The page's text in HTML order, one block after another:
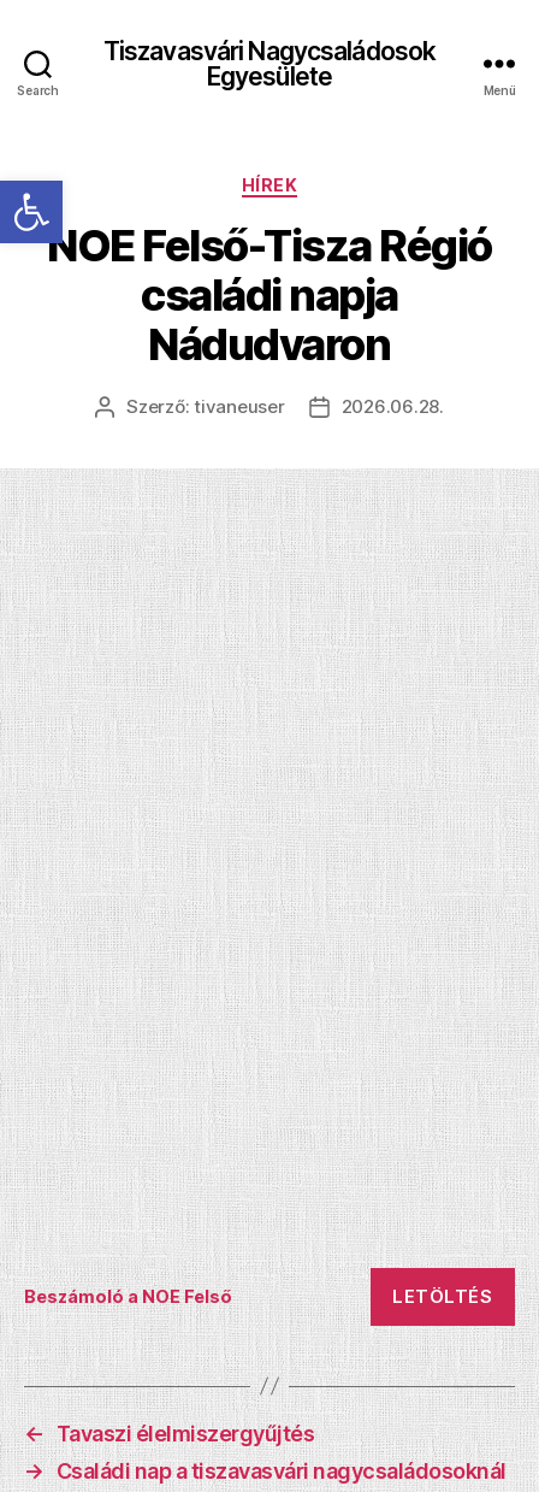
Eszköztár megnyitása
Search
Tiszavasvári Nagycsaládosok
Egyesülete
Menü
Kategóriák
HÍREK
NOE Felső-Tisza Régió
családi napja
Nádudvaron
Bejegyzés
Szerző:tivaneuser
Bejegyzés
2026.06.28.
Beszámoló a NOE Felső LETÖLTÉS
← Tavaszi élelmiszergyűjtés
→
Családi nap a tiszavasvári nagycsaládosoknál